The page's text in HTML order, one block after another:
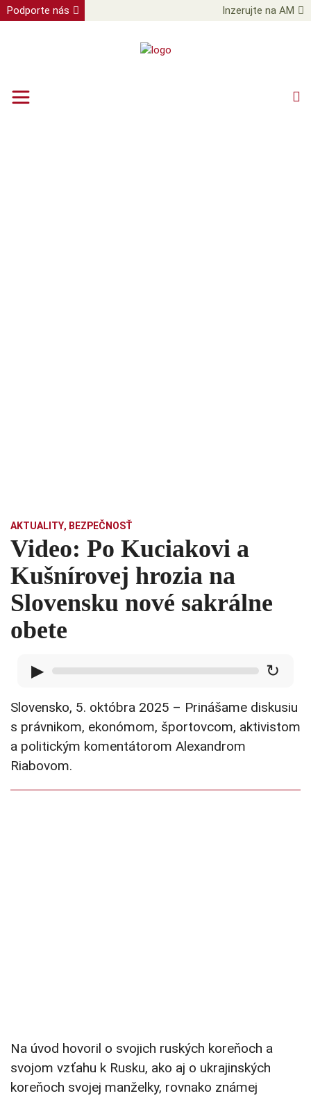
Podporte nás Inzerujte na AM
AKTUALITY, BEZPEČNOSŤ
Video: Po Kuciakovi a
Kušnírovej hrozia na
Slovensku nové sakrálne
obete
▶ ↻
Slovensko, 5. októbra 2025 – Prinášame diskusiu
s právnikom, ekonómom, športovcom, aktivistom
a politickým komentátorom Alexandrom
Riabovom.
Na úvod hovoril o svojich ruských koreňoch a
svojom vzťahu k Rusku, ako aj o ukrajinských
koreňoch svojej manželky, rovnako známej